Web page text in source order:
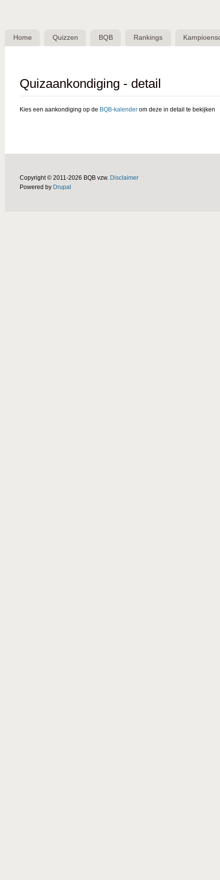
Belgische
QuizBond
Home Quizzen BQB Rankings
Quizaankondiging - detail
Kies een aankondiging op de BQB-kalender om deze in detail te bekijken
Copyright © 2011-2026 BQB vzw. Disclaimer
Powered by Drupal